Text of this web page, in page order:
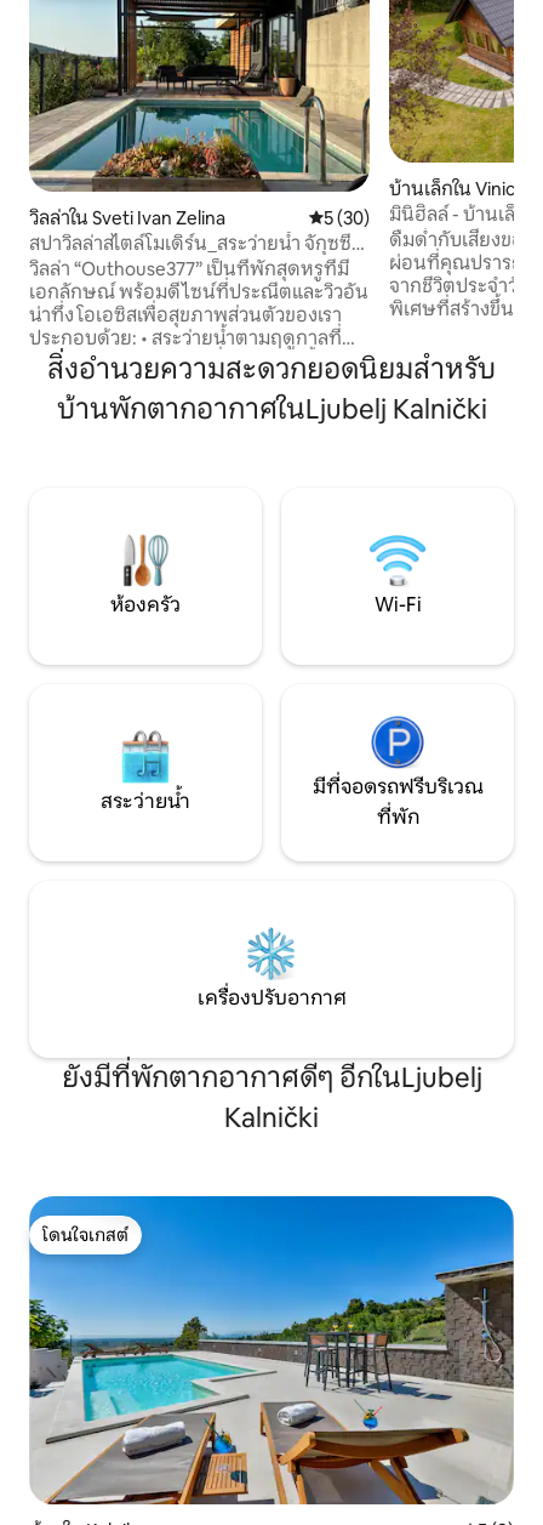
วิลล่าใน Sveti Ivan Zelina คะแนนเฉลี่ย 5 จาก 5, 30 รีวิว
5 (30)
สปาวิลล่าสไตล์โมเดิร์น_สระว่ายน้ำ จักุซซี่
และซาวน่า_outhouse377
วิลล่า “Outhouse377” เป็นที่พักสุดหรูที่มี
เอกลักษณ์ พร้อมดีไซน์ที่ประณีตและวิวอัน
น่าทึ่ง โอเอซิสเพื่อสุขภาพส่วนตัวของเรา
ประกอบด้วย: • สระว่ายน้ำตามฤดูกาลที่
ล้อมรอบด้วยธรรมชาติที่สงบ • อ่างน้ำ
ร้อนตลอดทั้งปี (จากุซซี่/วอร์ลพูล) สำหรับ
การพักผ่อนใต้แสงดาวหรือเริ่มต้นวันใหม่ไม่
ว่าจะฤดูใด • ซาวน่าส่วนตัวเพื่อความสดชื่น
เป็นส่วนตัวอย่างเต็มที่ สัมผัสประสบการณ์
ความหรูหราที่แท้จริง
บ้านเล็กใน Vinica
มินิฮิลล์ - บ้านเล็ก
ดื่มด่ำกับเสียงของ
ผ่อนที่คุณปรารถน
จากชีวิตประจำวัน
พิเศษที่สร้างขึ้นเ
💚 ที่นี่ไม่ใช่ที่พักส
ดั้งเดิม มินิฮิลล์เป็
มองหามากกว่าคว
กำลังมองหาประ
สิ่งอำนวยความสะดวกยอดนิยมสำหรับ
บ้านพักตากอากาศในLjubelj Kalnički
ห้องครัว Wi-Fi
สระว่ายน้ำ
มีที่จอดรถฟรีบริเวณ
ที่พัก
เครื่องปรับอากาศ
ยังมีที่พักตากอากาศดีๆ อีกในLjubelj
Kalnički
โดนใจเกสต์
โดนใจเกสต์